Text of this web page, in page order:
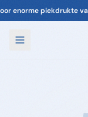
enorme piekdrukte